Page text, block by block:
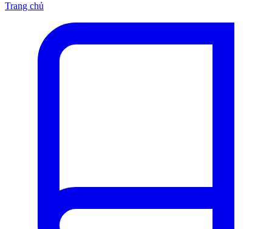
Trang chủ